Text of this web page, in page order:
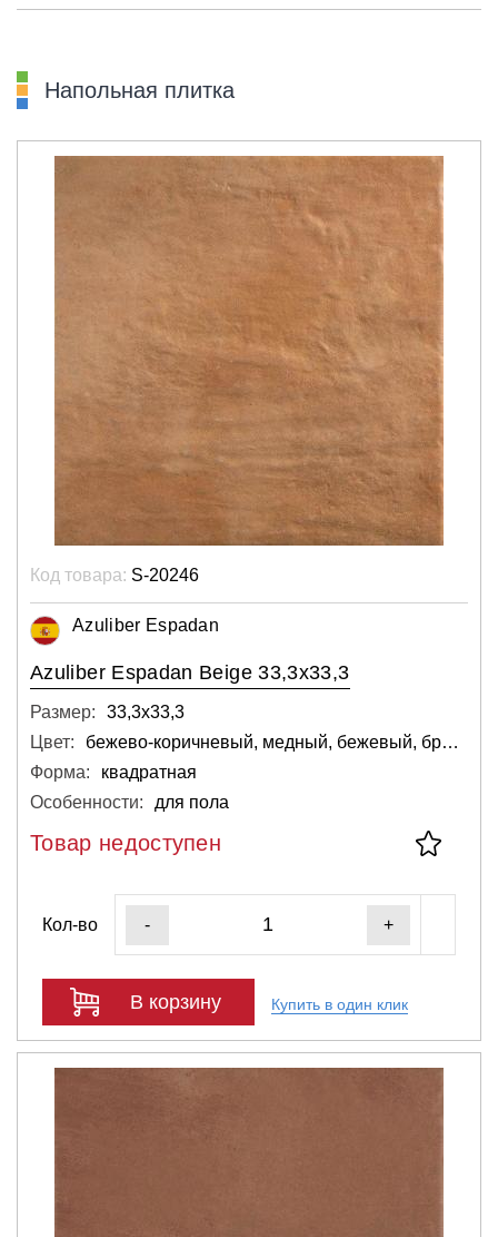
Напольная плитка
Код товара: S-20246
Azuliber Espadan
Azuliber Espadan Beige 33,3x33,3
Размер:
33,3х33,3
Цвет:
бежево-коричневый, медный, бежевый, бронзовый, коричневый, светло-серый, тёмный
Форма:
квадратная
Особенности:
для пола
Товар недоступен
Кол-во - +
В корзину Купить в один клик